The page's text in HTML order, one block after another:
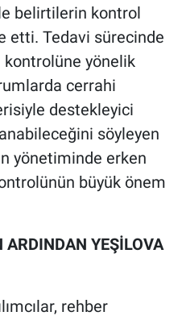
belirtilerin kontrol
etti. Tedavi sürecinde
kontrolüne yönelik
cerrahi
destekleyici
söyleyen
yönetiminde erken
büyük önem
YEŞİLOVA
rehber